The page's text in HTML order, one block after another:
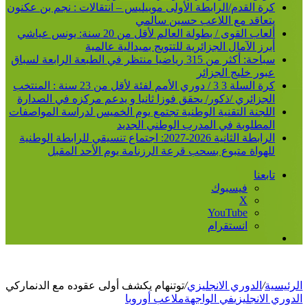
كرة القدم/الرابطة الأولى موبيليس – انتقالات : نجم بن عكنون
يتعاقد مع اللاعب حسين سالمي
ألعاب القوى / بطولة العالم لأقل من 20 سنة: يونس عياشي
أبرز الآمال الجزائرية للتتويج بميدالية عالمية
سباحة: أكثر من 315 رياضيا منتظر في الطبعة الرابعة لسباق
عبور خليج الجزائر
كرة السلة 3 3 / دوري الأمم لفئة لأقل من 23 سنة : المنتخب
الجزائري /ذكور/ يحقق فوزا ثانيا و يدعم مركزه في الصدارة
اللجنة التقنية الوطنية تجتمع يوم الخميس لدراسة المواصفات
المطلوبة في المدرب الوطني الجديد
الرابطة الثانية 2026-2027: اجتماع تنسيقي للرابطة الوطنية
للهواة متبوع بسحب قرعة الرزنامة يوم الأحد المقبل
تابعنا
فيسبوك
‫X
‫YouTube
انستقرام
الرئيسية/ الدوري الانجليزي/توتنهام يكشف أولى عقوده مع الدنماركي
الدوري الانجليزيفي الواجهةملاعب أوروبا